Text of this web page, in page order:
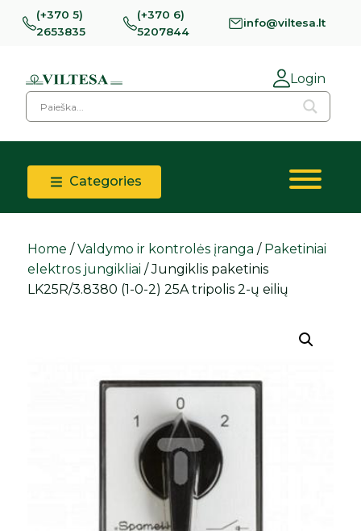
(+370 5)
2653835
(+370 6)
5207844
info@viltesa.lt
Login
Categories
Home /Valdymo ir kontrolės įranga / Paketiniai
elektros jungikliai / Jungiklis paketinis
LK25R/3.8380 (1-0-2) 25A tripolis 2-ų eilių